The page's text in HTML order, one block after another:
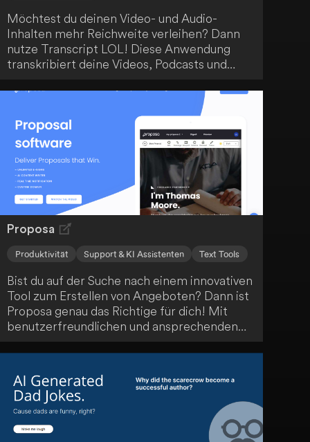
Möchtest du deinen Video- und Audio-
Inhalten mehr Reichweite verleihen? Dann
nutze Transcript LOL! Diese Anwendung
transkribiert deine Videos, Podcasts und
erstellt Zusammenfassungen sowie
Themenerkennung. Sogar bei Inhalten ohne
Untertitel liefert Transcript LOL eine höhere
Genauigkeit als YouTube. Chatte einfach mit
der KI-Anwendung über den Inhalt und
mache deine Medien so für ein breites
Publikum zugänglich.
Proposa
Produktivität Support & KI Assistenten Text Tools
Bist du auf der Suche nach einem innovativen
Tool zum Erstellen von Angeboten? Dann ist
Proposa genau das Richtige für dich! Mit
benutzerfreundlichen und ansprechenden
Designvorlagen sowie KI-gestützter
Texterstellung kannst du in etwa 20 Minuten
dein nächstes Angebot erstellen und
versenden. Dank unbegrenztem
Dokumentenupload und elektronischer
Unterschriftenfunktion ist Proposa die
perfekte Lösung für deine